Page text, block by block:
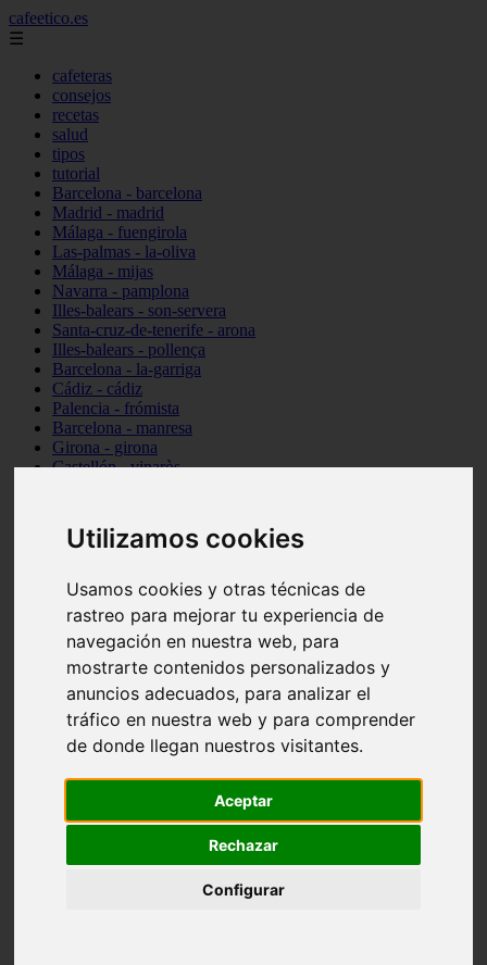
Utilizamos cookies
Usamos cookies y otras técnicas de
rastreo para mejorar tu experiencia de
navegación en nuestra web, para
mostrarte contenidos personalizados y
anuncios adecuados, para analizar el
tráfico en nuestra web y para comprender
de donde llegan nuestros visitantes.
Aceptar
Rechazar
Configurar
cafeetico.es
☰
cafeteras
consejos
recetas
salud
tipos
tutorial
Barcelona - barcelona
Madrid - madrid
Málaga - fuengirola
Las-palmas - la-oliva
Málaga - mijas
Navarra - pamplona
Illes-balears - son-servera
Santa-cruz-de-tenerife - arona
Illes-balears - pollença
Barcelona - la-garriga
Cádiz - cádiz
Palencia - frómista
Barcelona - manresa
Girona - girona
Castellón - vinaròs
Málaga - nerja
Girona - blanes
Málaga - marbella
Asturias - gijón
Girona - figueres
Alicante - santa-pola
Almería - roquetas-de-mar
Girona - tossa-de-mar
Barcelona - sant-cugat-del-vallès
Alicante - l39alfàs-del-pi
Barcelona - vilanova-i-la-geltrú
Castellón - peñíscola
Illes-balears - sant-josep-de-sa-talaia